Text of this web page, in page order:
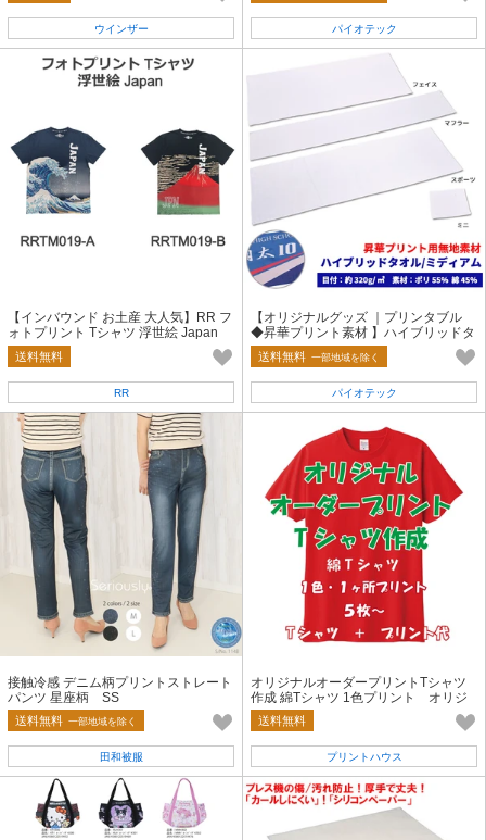
ウインザー パイオテック
【インバウンド お土産 大人気】RR フ
ォトプリント Tシャツ 浮世絵 Japan
送料無料
RR
【オリジナルグッズ ｜プリンタブル
◆昇華プリント素材 】ハイブリッドタ
オル/ミディアム
送料無料 一部地域を除く
パイオテック
接触冷感 デニム柄プリントストレート
パンツ 星座柄 SS
送料無料 一部地域を除く
田和被服
オリジナルオーダープリントTシャツ
作成 綿Tシャツ 1色プリント オリジ
ナルTシャツ オーダーTシャツ
送料無料
プリントハウス